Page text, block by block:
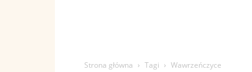
Strona główna Tagi Wawrzeńczyce